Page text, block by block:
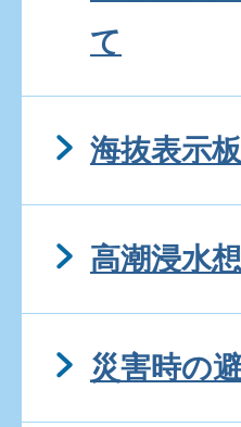
て
海抜表示
高潮浸水
災害時の